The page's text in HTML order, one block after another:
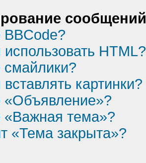
BBCode?
HTML?
смайлики?
картинки?
«Объявление»?
«Важная тема»?
«Тема закрыта»?